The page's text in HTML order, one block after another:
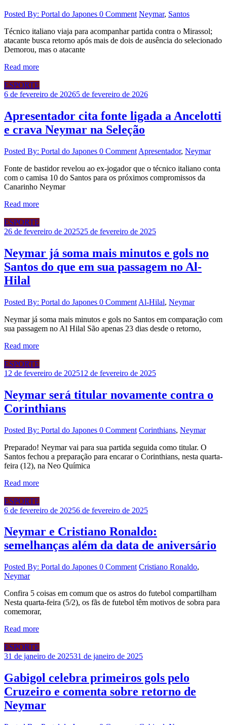
Posted By: Portal do Japones 0 Comment Neymar, Santos
Técnico italiano viaja para acompanhar partida contra o Mirassol;
atacante busca retorno após mais de dois de ausência do selecionado
Demorou, mas o atacante
Read more
ESPORTE
6 de fevereiro de 20265 de fevereiro de 2026
Apresentador cita fonte ligada a Ancelotti
e crava Neymar na Seleção
Posted By: Portal do Japones 0 Comment Apresentador, Neymar
Fonte de bastidor revelou ao ex-jogador que o técnico italiano conta
com o camisa 10 do Santos para os próximos compromissos da
Canarinho Neymar
Read more
ESPORTE
26 de fevereiro de 202525 de fevereiro de 2025
Neymar já soma mais minutos e gols no
Santos do que em sua passagem no Al-
Hilal
Posted By: Portal do Japones 0 Comment Al-Hilal, Neymar
Neymar já soma mais minutos e gols no Santos em comparação com
sua passagem no Al Hilal São apenas 23 dias desde o retorno,
Read more
ESPORTE
12 de fevereiro de 202512 de fevereiro de 2025
Neymar será titular novamente contra o
Corinthians
Posted By: Portal do Japones 0 Comment Corinthians, Neymar
Preparado! Neymar vai para sua partida seguida como titular. O
Santos fechou a preparação para encarar o Corinthians, nesta quarta-
feira (12), na Neo Química
Read more
ESPORTE
6 de fevereiro de 20256 de fevereiro de 2025
Neymar e Cristiano Ronaldo:
semelhanças além da data de aniversário
Posted By: Portal do Japones 0 Comment Cristiano Ronaldo,
Neymar
Confira 5 coisas em comum que os astros do futebol compartilham
Nesta quarta-feira (5/2), os fãs de futebol têm motivos de sobra para
comemorar,
Read more
ESPORTE
31 de janeiro de 202531 de janeiro de 2025
Gabigol celebra primeiros gols pelo
Cruzeiro e comenta sobre retorno de
Neymar